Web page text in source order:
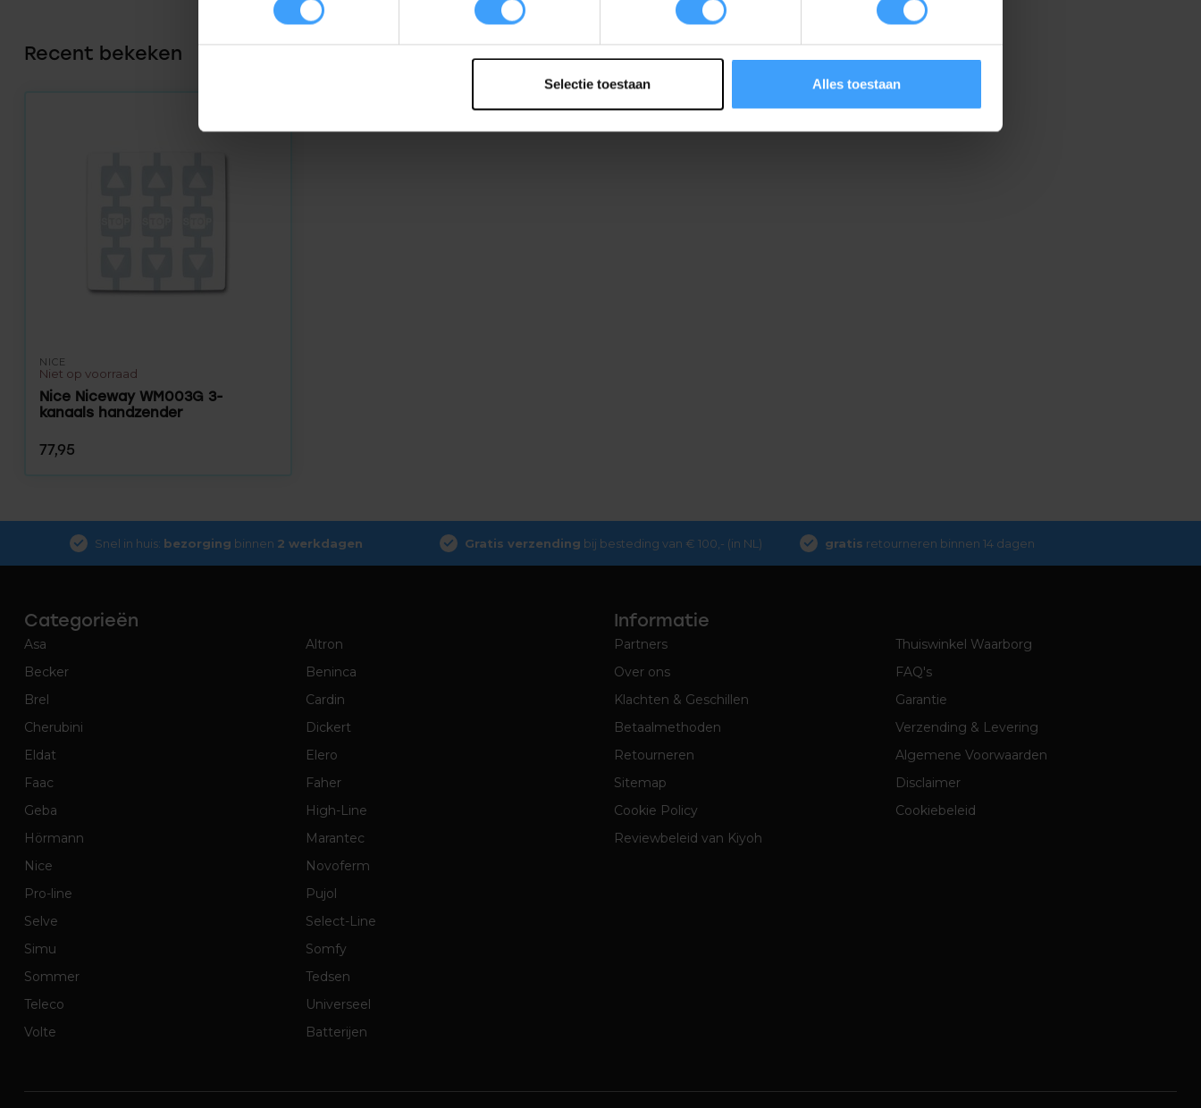
Selectie toestaan Alles toestaan
Recent bekeken
NICE
Niet op voorraad
Nice Niceway WM003G 3-
kanaals handzender
77,95
Snel in huis: bezorging binnen 2 werkdagen Gratis verzending bij besteding van € 100,- (in NL) gratis retourneren binnen 14 dagen
Categorieën
Asa
Altron
Becker
Beninca
Brel
Cardin
Cherubini
Dickert
Eldat
Elero
Faac
Faher
Geba
High-Line
Hörmann
Marantec
Nice
Novoferm
Pro-line
Pujol
Selve
Select-Line
Simu
Somfy
Sommer
Tedsen
Teleco
Universeel
Volte
Batterijen
Informatie
Partners
Thuiswinkel Waarborg
Over ons
FAQ's
Klachten & Geschillen
Garantie
Betaalmethoden
Verzending & Levering
Retourneren
Algemene Voorwaarden
Sitemap
Disclaimer
Cookie Policy
Cookiebeleid
Reviewbeleid van Kiyoh